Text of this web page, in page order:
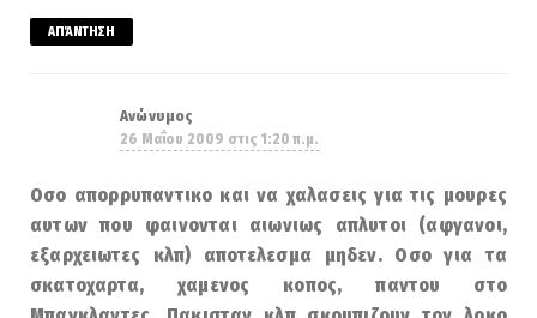
ΑΠΆΝΤΗΣΗ
Ανώνυμος
26 Μαΐου 2009 στις 1:20 π.μ.
Οσο απορρυπαντικο και να χαλασεις για τις μουρες
αυτων που φαινονται αιωνιως απλυτοι (αφγανοι,
εξαρχειωτες κλπ) αποτελεσμα μηδεν. Οσο για τα
σκατοχαρτα, χαμενος κοπος, παντου στο